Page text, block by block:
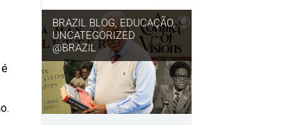
BRAZIL BLOG,EDUCAÇÃO,
UNCATEGORIZED
@BRAZIL